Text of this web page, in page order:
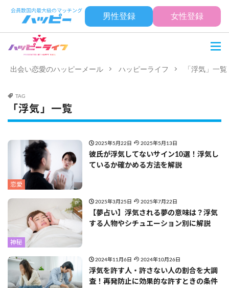
男性登録 女性登録
出会い恋愛のハッピーメール ハッピーライフ 「浮気」一覧
TAG
「浮気」一覧
恋愛
2025年5月22日 2025年5月13日
彼氏が浮気してないサイン10選！浮気し
ているか確かめる方法を解説
神秘
2025年3月25日 2025年7月22日
【夢占い】浮気される夢の意味は？浮気
する人物やシチュエーション別に解説
2024年11月6日 2024年10月26日
浮気を許す人・許さない人の割合を大調
査！再発防止に効果的な許すときの条件